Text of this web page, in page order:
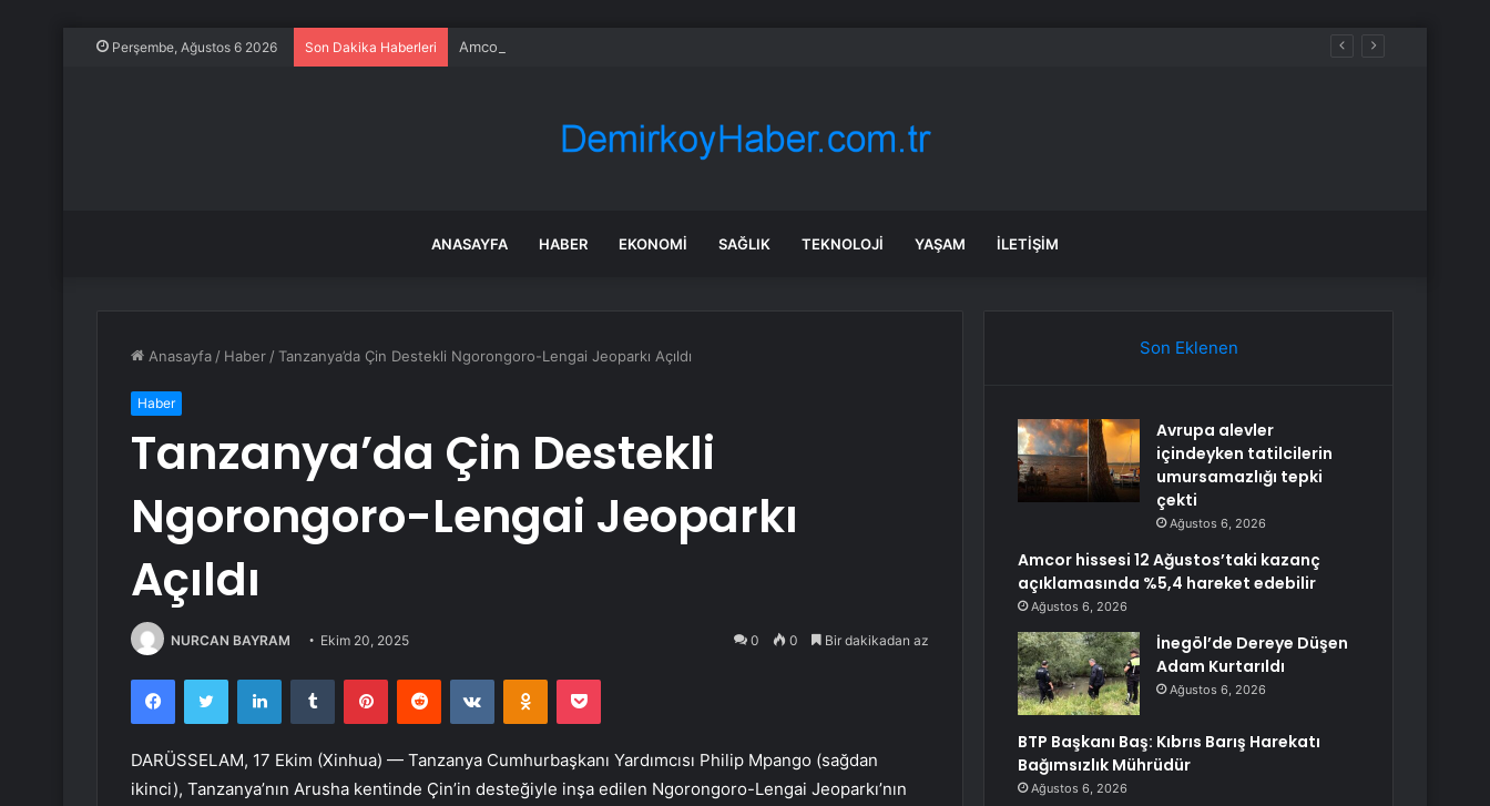
Perşembe, Ağustos 6 2026 Son Dakika Haberleri Amcor hissesi 12 Ağustos’taki kazanç açıklamasında %5,4 hareket edebilir
ANASAYFA HABER EKONOMI SAĞLIK TEKNOLOJI YAŞAM İLETIŞIM
Anasayfa / Haber /Tanzanya’da Çin Destekli Ngorongoro-Lengai Jeoparkı Açıldı
Haber
Tanzanya’da Çin Destekli
Ngorongoro-Lengai Jeoparkı
Açıldı
NURCAN BAYRAM Ekim 20, 2025 0 0 Bir dakikadan az
FacebookTwitter LinkedInTumblr PinterestReddit VKontakteOdnoklassniki
Pocket
DARÜSSELAM, 17 Ekim (Xinhua) — Tanzanya Cumhurbaşkanı Yardımcısı Philip Mpango (sağdan
ikinci), Tanzanya’nın Arusha kentinde Çin’in desteğiyle inşa edilen Ngorongoro-Lengai Jeoparkı’nın
Son Eklenen
Avrupa alevler
içindeyken tatilcilerin
umursamazlığı tepki
çekti
Ağustos 6, 2026
Amcor hissesi 12 Ağustos’taki kazanç
açıklamasında %5,4 hareket edebilir
Ağustos 6, 2026
İnegöl’de Dereye Düşen
Adam Kurtarıldı
Ağustos 6, 2026
BTP Başkanı Baş: Kıbrıs Barış Harekatı
Bağımsızlık Mührüdür
Ağustos 6, 2026